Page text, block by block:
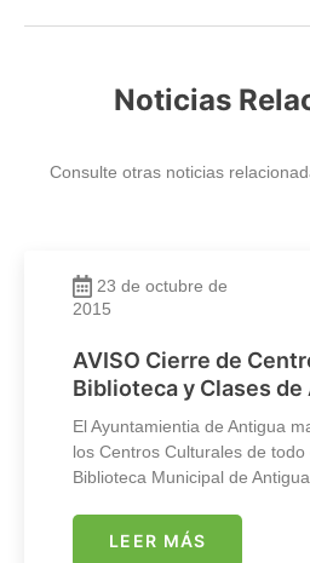
Noticias
Consulte otras noticias
23 de octubre de
2015
AVISO Cierre de
Biblioteca y Clases de
El Ayuntamientia de Antigua
los Centros Culturales de
Biblioteca Municipal de
LEER MÁS